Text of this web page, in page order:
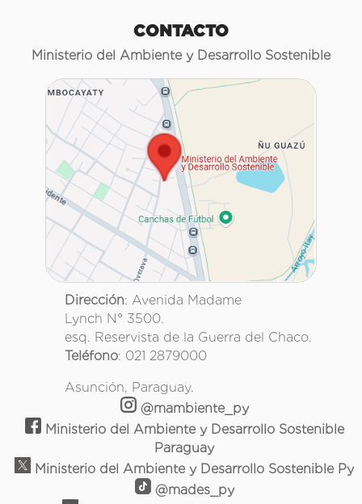
CONTACTO
Ministerio del Ambiente y Desarrollo Sostenible
Dirección: Avenida Madame
Lynch N° 3500.
esq. Reservista de la Guerra del Chaco.
Teléfono: 021 2879000
Asunción, Paraguay.
@mambiente_py
Ministerio del Ambiente y Desarrollo Sostenible
Paraguay
Ministerio del Ambiente y Desarrollo Sostenible Py
@mades_py